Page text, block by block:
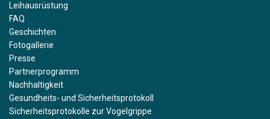
Leihausrüstung
FAQ
Geschichten
Fotogallerie
Presse
Partnerprogramm
Nachhaltigkeit
Gesundheits- und Sicherheitsprotokoll
Sicherheitsprotokolle zur Vogelgrippe